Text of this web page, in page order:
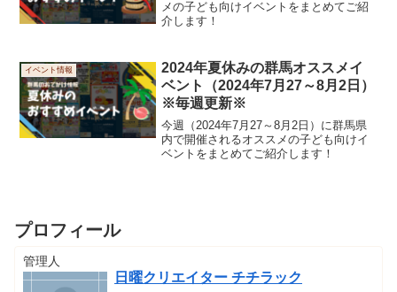
メの子ども向けイベントをまとめてご紹
介します！
イベント情報
2024年夏休みの群馬オススメイ
ベント（2024年7月27～8月2日）
※毎週更新※
今週（2024年7月27～8月2日）に群馬県
内で開催されるオススメの子ども向けイ
ベントをまとめてご紹介します！
プロフィール
管理人
日曜クリエイター チチラック